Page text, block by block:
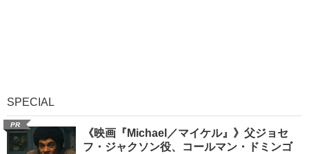
SPECIAL
PR
《映画『Michael／マイケル』》父ジョセ
フ・ジャクソン役、コールマン・ドミンゴ